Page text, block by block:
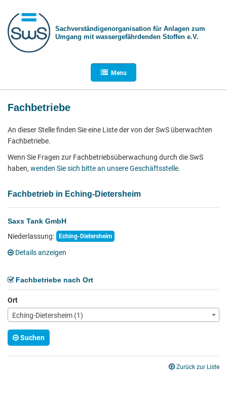
Sachverständigen­organisation für Anlagen zum
Umgang mit wasser­gefährdenden Stoffen e.V.
Menu
Fachbetriebe
An dieser Stelle finden Sie eine Liste der von der SwS überwachten
Fachbetriebe.
Wenn Sie Fragen zur Fachbetriebsüberwachung durch die SwS
haben, wenden Sie sich bitte an unsere Geschäftsstelle.
Fachbetrieb in Eching-Dietersheim
Saxs Tank GmbH
Niederlassung:
Eching-Dietersheim
Details anzeigen
Fachbetriebe nach Ort
Ort
Eching-Dietersheim (1)
Suchen
Zurück zur Liste